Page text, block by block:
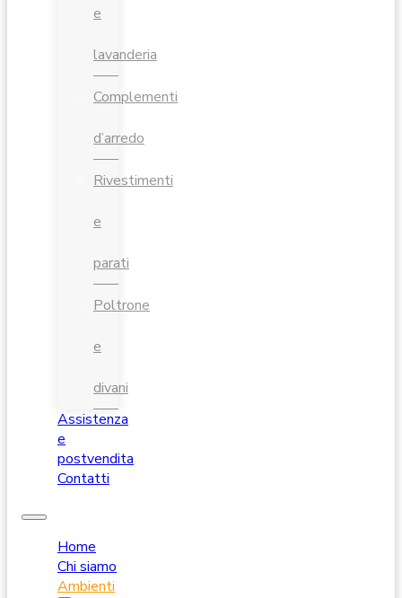
e
lavanderia
Complementi
d’arredo
Rivestimenti
e
parati
Poltrone
e
divani
Assistenza
e
postvendita
Contatti
Home
Chi siamo
Ambienti